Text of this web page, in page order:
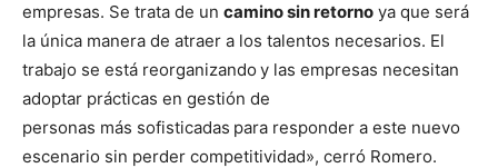
empresas. Se trata de un camino sin retorno ya que será
la única manera de atraer a los talentos necesarios. El
trabajo se está reorganizando y las empresas necesitan
adoptar prácticas en gestión de
personas más sofisticadas para responder a este nuevo
escenario sin perder competitividad», cerró Romero.